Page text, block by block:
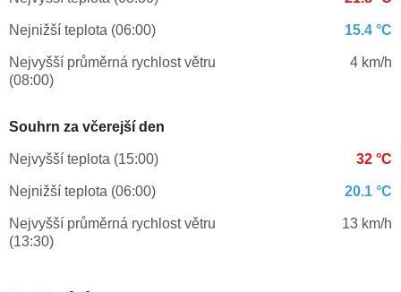
Nejnižší teplota (06:00) 15.4 °C
Nejvyšší průměrná rychlost větru
(08:00)
4 km/h
Souhrn za včerejší den
Nejvyšší teplota (15:00) 32 °C
Nejnižší teplota (06:00) 20.1 °C
Nejvyšší průměrná rychlost větru
(13:30)
13 km/h